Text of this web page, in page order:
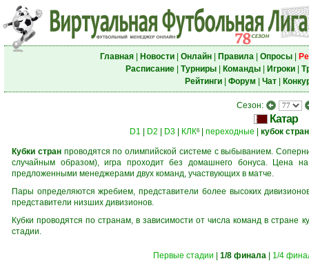
Главная| Новости| Онлайн| Правила| Опросы|
Расписание| Турниры| Команды| Игроки|
Рейтинги| Форум Чат|
Сезон:
Катар
D1 D2 D3| КЛК6| переходные кубок
Кубки странпроводятся по олимпийской системе с выбыванием.
случайным образом), игра проходит без домашнего бонуса. Цена
предложенными менеджерами двух команд, участвующих в матче.
Пары определяются жребием, представители более высоких
представители низших дивизионов.
Кубки проводятся по странам, в зависимости от числа команд в стране
стадии.
Первые стадии 1/8 финала
1/4